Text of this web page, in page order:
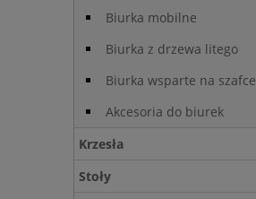
Biurka mobilne
Biurka z drzewa litego
Biurka wsparte na szafce
Akcesoria do biurek
Krzesła
Stoły